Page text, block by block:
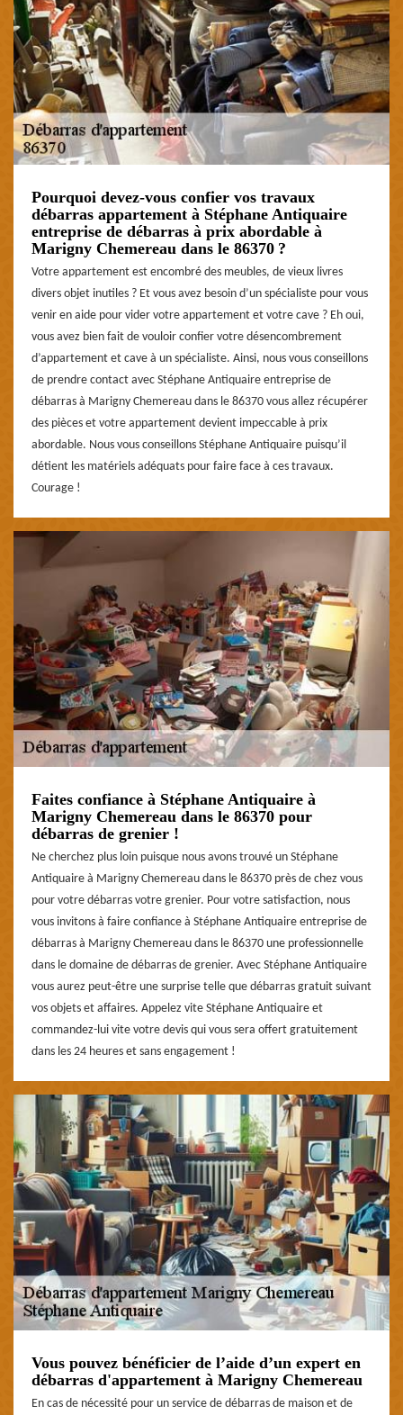
Pourquoi devez-vous confier vos travaux
débarras appartement à Stéphane Antiquaire
entreprise de débarras à prix abordable à
Marigny Chemereau dans le 86370 ?
Votre appartement est encombré des meubles, de vieux livres
divers objet inutiles ? Et vous avez besoin d’un spécialiste pour vous
venir en aide pour vider votre appartement et votre cave ? Eh oui,
vous avez bien fait de vouloir confier votre désencombrement
d’appartement et cave à un spécialiste. Ainsi, nous vous conseillons
de prendre contact avec Stéphane Antiquaire entreprise de
débarras à Marigny Chemereau dans le 86370 vous allez récupérer
des pièces et votre appartement devient impeccable à prix
abordable. Nous vous conseillons Stéphane Antiquaire puisqu’il
détient les matériels adéquats pour faire face à ces travaux.
Courage !
Faites confiance à Stéphane Antiquaire à
Marigny Chemereau dans le 86370 pour
débarras de grenier !
Ne cherchez plus loin puisque nous avons trouvé un Stéphane
Antiquaire à Marigny Chemereau dans le 86370 près de chez vous
pour votre débarras votre grenier. Pour votre satisfaction, nous
vous invitons à faire confiance à Stéphane Antiquaire entreprise de
débarras à Marigny Chemereau dans le 86370 une professionnelle
dans le domaine de débarras de grenier. Avec Stéphane Antiquaire
vous aurez peut-être une surprise telle que débarras gratuit suivant
vos objets et affaires. Appelez vite Stéphane Antiquaire et
commandez-lui vite votre devis qui vous sera offert gratuitement
dans les 24 heures et sans engagement !
Vous pouvez bénéficier de l’aide d’un expert en
débarras d'appartement à Marigny Chemereau
En cas de nécessité pour un service de débarras de maison et de